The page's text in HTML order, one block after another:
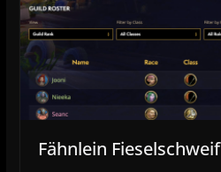
Fähnlein Fieselschweif